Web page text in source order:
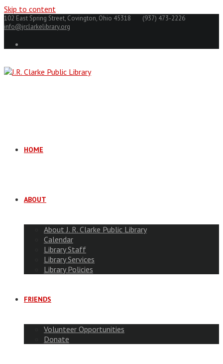
Skip to content
102 East Spring Street, Covington, Ohio 45318
(937) 473-2226
info@jrclarkelibrary.org
HOME
ABOUT
About J. R. Clarke Public Library
Calendar
Library Staff
Library Services
Library Policies
FRIENDS
Volunteer Opportunities
Donate